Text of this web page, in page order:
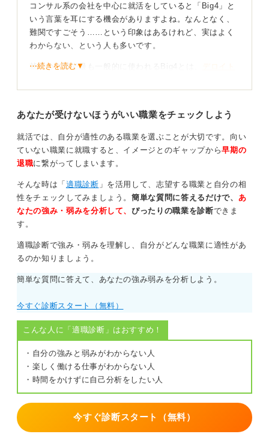
コンサル系の会社を中心に就活をしていると「Big4」と
いう言葉を耳にする機会がありますよね。なんとなく、
難関ですごそう……という印象はあるけれど、実はよく
わからない、という人も多いです。
就活の文脈で最も一般的に使われるBig4とは、
ング合同会社、KPMGコンサルティング株式会社、EYア
の外資系企業を指します。
おもに、コンサルティング、監査、税務、アドバイザリ
ーといった専門サービスを提供している会社です。
ネームバリューに囚われず、自分が成長できる環境
を選ぼう
があります。
においては国内トップクラスのPwC、どちらかというと
うように、同じ業種でもそれぞれに個性があります。会
社説明会やインターンなどで違いを見極めましょう。
切なのは自分がどんな仕事をしたいか、どんな環境で力
を伸ばしたいかです。
ネームバリューだけでなく、業務内容や社風まで含めて
理解していくと、企業研究がぐっと立体的になります
よ。 焦らず、一つずつ整理していきましょう。
⋯続きを読む▼
あなたが受けないほうがいい職業をチェックしよう
就活では、自分が適性のある職業を選ぶことが大切です。向い
ていない職業に就職すると、イメージとのギャップから早期の
退職に繋がってしまいます。
そんな時は「 適職診断 」を活用して、志望する職業と自分の相
性をチェックしてみましょう。簡単な質問に答えるだけで、 あ
なたの強み・弱みを分析して、ぴったりの職業を診断できま
す。
適職診断で強み・弱みを理解し、自分がどんな職業に適性があ
るのか知りましょう。
簡単な質問に答えて、あなたの強み弱みを分析しよう。
今すぐ診断スタート（無料）
こんな人に「適職診断」はおすすめ！
・自分の強みと弱みがわからない人
・楽しく働ける仕事がわからない人
・時間をかけずに自己分析をしたい人
今すぐ診断スタート（無料）